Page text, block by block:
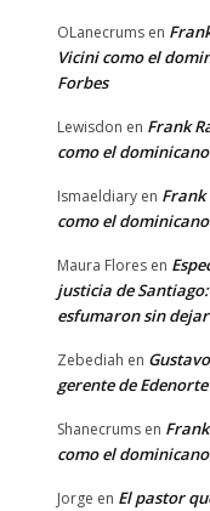
OLanecrums en
Vicini como el
Forbes
Lewisdon en Frank
como el
Ismaeldiary en Frank
como el
Maura Flores en
justicia de
esfumaron sin
Zebediah en
gerente de Edenorte
Shanecrums en
como el
Jorge en El pastor